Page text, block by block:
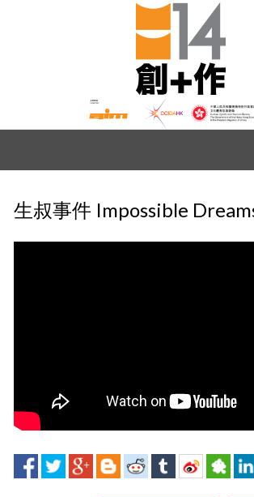
生叔事件 Impossible